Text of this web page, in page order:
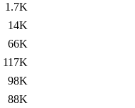
1.7K
14K
66K
117K
98K
88K